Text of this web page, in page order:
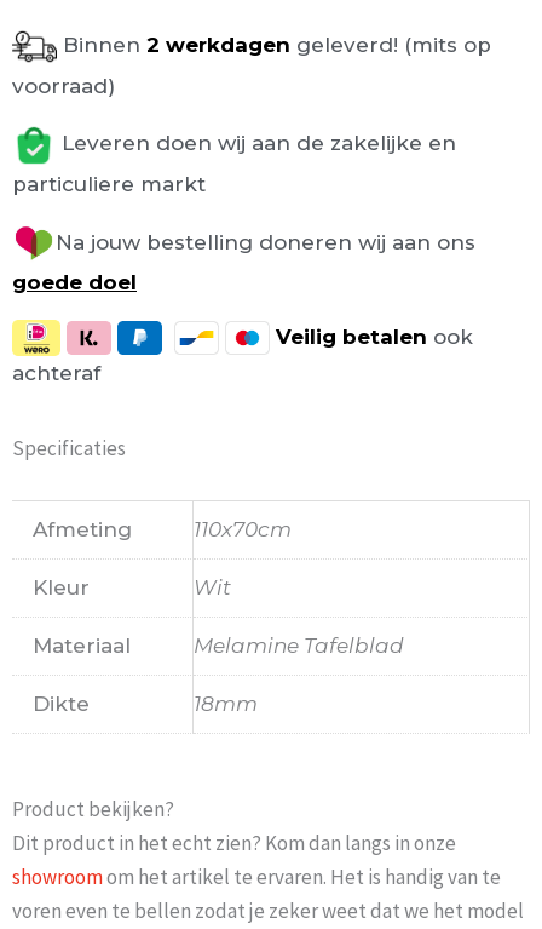
Binnen 2 werkdagen geleverd! (mits op
voorraad)
Leveren doen wij aan de zakelijke en
particuliere markt
Na jouw bestelling doneren wij aan ons
goede doel
Veilig betalen ook
achteraf
Specificaties
Afmeting 110x70cm
Kleur Wit
Materiaal Melamine Tafelblad
Dikte 18mm
Product bekijken?
Dit product in het echt zien? Kom dan langs in onze
showroomom het artikel te ervaren. Het is handig van te
voren even te bellen zodat je zeker weet dat we het model